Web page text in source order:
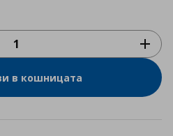
в кошницата